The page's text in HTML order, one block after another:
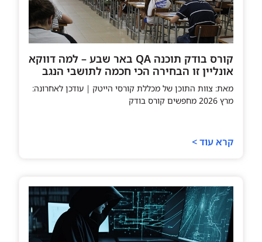
קורס בודק תוכנה QA באר שבע – למה דווקא
אונליין זו הבחירה הכי חכמה לתושבי הנגב
מאת: צוות התוכן של מכללת קורסי הייטק | עודכן לאחרונה:
מרץ 2026 מחפשים קורס בודק
קרא עוד >